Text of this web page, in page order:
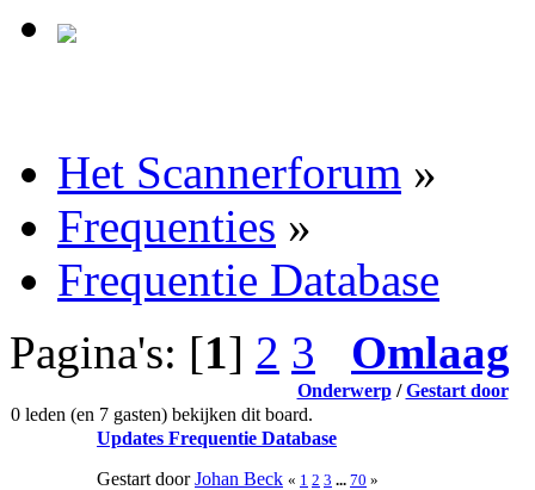
Het Scannerforum »
Frequenties »
Frequentie Database
Pagina's: [1] 2 3 Omlaag
Onderwerp/Gestart door
0 leden (en 7 gasten) bekijken dit board.
Updates Frequentie Database
Gestart doorJohan Beck « 1 2 3 ... 70 »